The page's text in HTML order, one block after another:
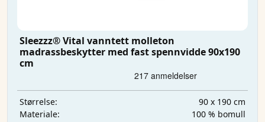
Sleezzz® Vital vanntett molleton
madrassbeskytter med fast spennvidde 90x190
cm
Størrelse:
90 x 190 cm
Materiale:
100 % bomull